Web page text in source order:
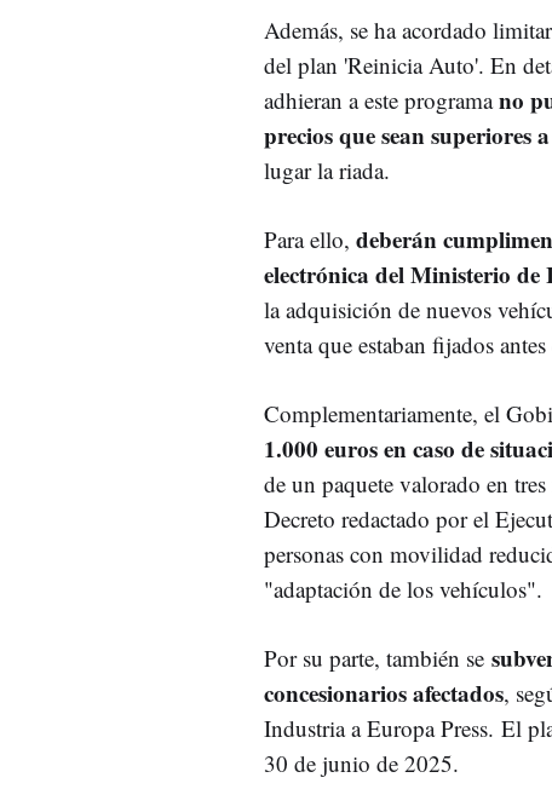
Además, se ha acordado
del plan 'Reinicia Auto'. En
adhieran a este programano
precios que sean superiores
lugar la riada.
Para ello, deberán
electrónica del Ministerio
la adquisición de nuevos
venta que estaban fijados
Complementariamente, el
1.000 euros en caso de
de un paquete valorado en
Decreto redactado por el
personas con movilidad
"adaptación de los vehículos".
Por su parte, también se
concesionarios afectados,
Industria a Europa Press. El
30 de junio de 2025.